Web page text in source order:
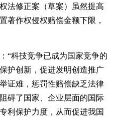
法修正案（草案）虽然提高
著作权侵权赔偿金额下限，
科技竞争已成为国家竞争的
护创新，促进发明创造推广
证难，惩罚性赔偿缺乏法律
碍了国家、企业层面的国际
利保护力度，从而促进我国